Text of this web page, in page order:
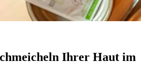
Ihrer Haut im